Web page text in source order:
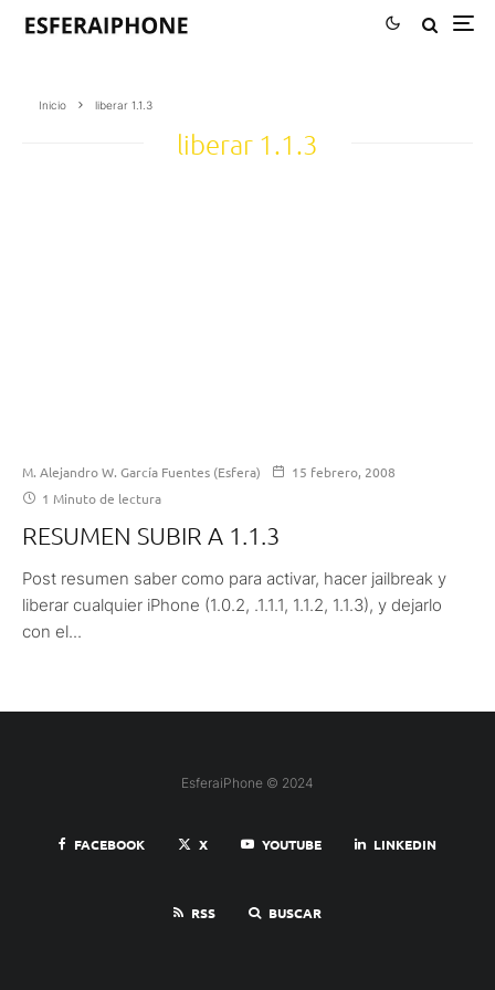
Inicio liberar 1.1.3
liberar 1.1.3
M. Alejandro W. García Fuentes (Esfera)
15 febrero, 2008
1 Minuto de lectura
RESUMEN SUBIR A 1.1.3
Post resumen saber como para activar, hacer jailbreak y
liberar cualquier iPhone (1.0.2, .1.1.1, 1.1.2, 1.1.3), y dejarlo
con el...
EsferaiPhone © 2024
FACEBOOK X YOUTUBE LINKEDIN
RSS BUSCAR